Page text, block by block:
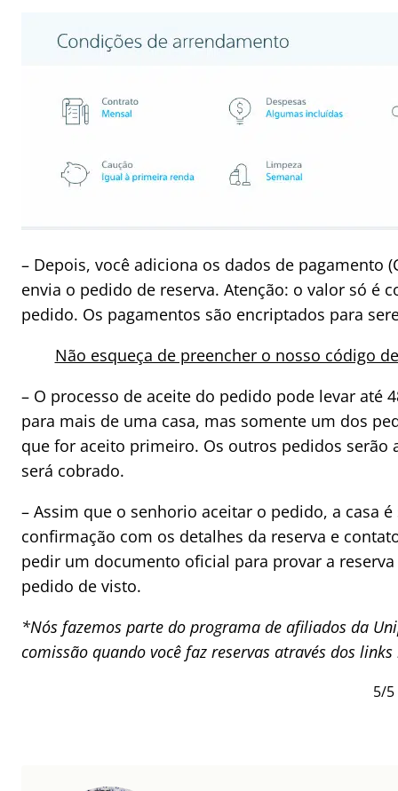
– Depois, você adiciona os dados de pagamento
envia o pedido de reserva. Atenção: o valor só é
pedido. Os pagamentos são encriptados para
Não esqueça de preencher o nosso código
– O processo de aceite do pedido pode levar até
para mais de uma casa, mas somente um dos
que for aceito primeiro. Os outros pedidos serão
será cobrado.
– Assim que o senhorio aceitar o pedido, a casa
confirmação com os detalhes da reserva e
pedir um documento oficial para provar a
pedido de visto.
*Nós fazemos parte do programa de afiliados da
comissão quando você faz reservas através dos
5/5